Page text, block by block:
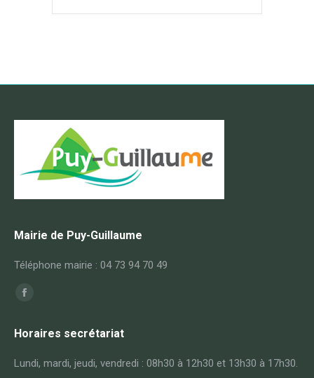
Mairie de Puy-Guillaume
Téléphone mairie : 04 73 94 70 49
Trouvez nous sur :
Facebook
opens
Horaires secrétariat
Lundi, mardi, jeudi, vendredi : 08h30 à 12h30 et 13h30 à 17h30.